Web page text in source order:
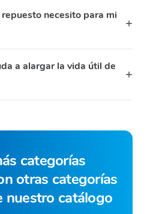
necesito para mi
a alargar la vida útil de
categorías
otras categorías
nuestro catálogo